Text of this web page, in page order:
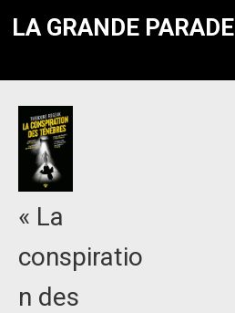
LA GRANDE PARADE
« La
conspiratio
n des